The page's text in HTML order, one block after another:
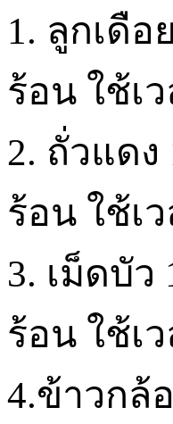
1. ลูกเดื
ร้อน ใช้เ
2. ถั่วแด
ร้อน ใช้เ
3. เม็ดบั
ร้อน ใช้เ
4.ข้าวกล้